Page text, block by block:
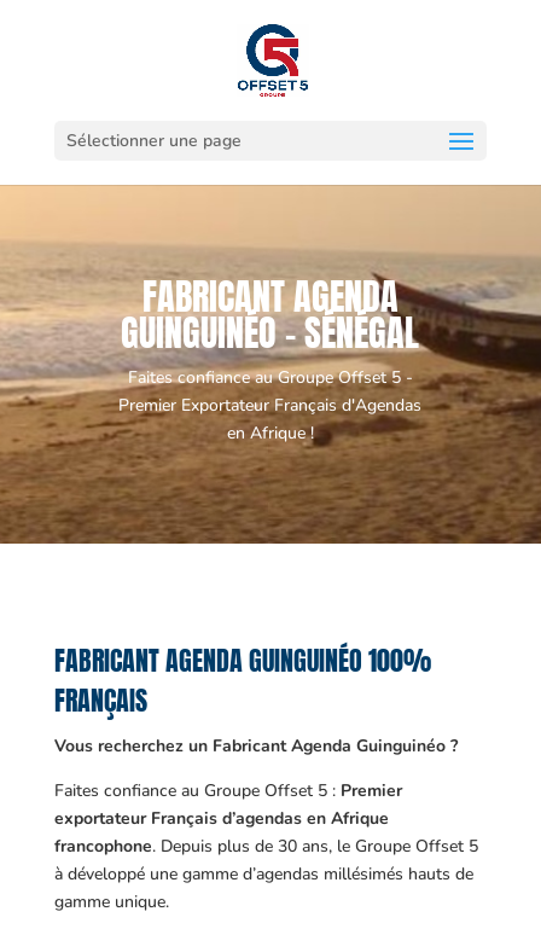
Sélectionner une page
FABRICANT AGENDA
GUINGUINÉO - SÉNÉGAL
Faites confiance au Groupe Offset 5 -
Premier Exportateur Français d'Agendas
en Afrique !
FABRICANT AGENDA GUINGUINÉO 100%
FRANÇAIS
Vous recherchez un Fabricant Agenda Guinguinéo ?
Faites confiance au Groupe Offset 5 : Premier
exportateur Français d’agendas en Afrique
francophone. Depuis plus de 30 ans, le Groupe Offset 5
à développé une gamme d’agendas millésimés hauts de
gamme unique.